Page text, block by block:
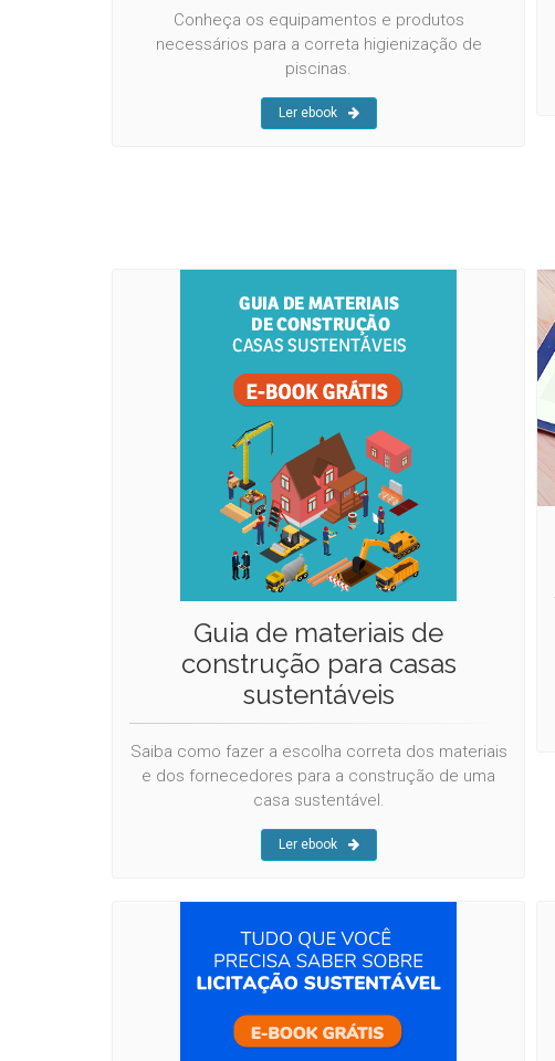
Conheça os equipamentos e produtos
necessários para a correta higienização de
piscinas.
Ler ebook
Guia de materiais de
construção para casas
sustentáveis
Saiba como fazer a escolha correta dos materiais
e dos fornecedores para a construção de uma
casa sustentável.
Ler ebook